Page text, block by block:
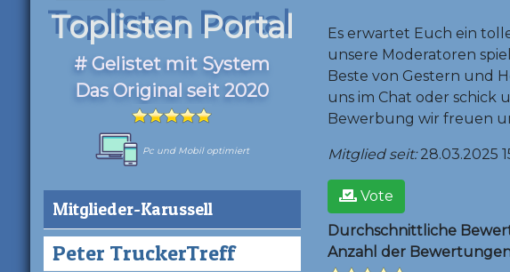
Toplisten Portal
# Gelistet mit System
Das Original seit 2020
Pc und Mobil optimiert
Mitglieder-Karussell
Peter TruckerTreff
Es erwartet Euch ein
unsere Moderatoren
Beste von Gestern und
uns im Chat oder schick
Bewerbung wir freuen
Mitglied seit:28.03.2025
Vote
Durchschnittliche
Anzahl der